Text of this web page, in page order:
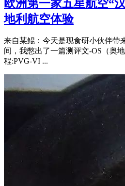
欧洲第一家五星航空“
地利航空体验
来自某鲲：今天是现食研小伙伴带
间，我憋出了一篇测评文-OS（奥
程:PVG-VI ...